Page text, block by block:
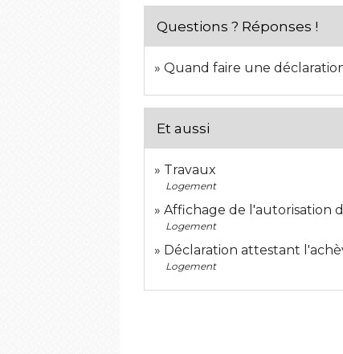
Questions ? Réponses !
Quand faire une
Et aussi
Travaux
Logement
Affichage de l'autorisation
Logement
Déclaration attestant
Logement